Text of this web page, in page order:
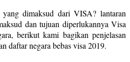
dimaksud dari VISA? lantaran
dan tujuan diperlukannya Visa
berikut kami bagikan penjelasan
daftar negara bebas visa 2019.